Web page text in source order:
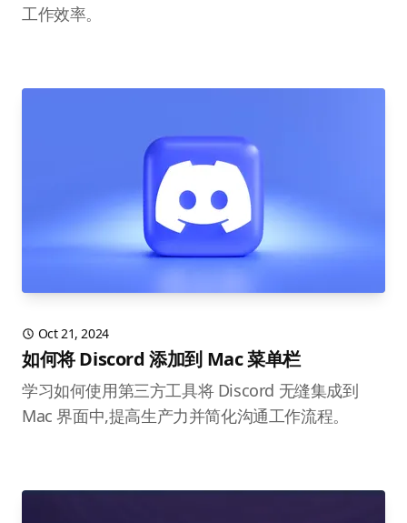
工作效率。
Oct 21, 2024
如何将 Discord 添加到 Mac 菜单栏
学习如何使用第三方工具将 Discord 无缝集成到
Mac 界面中,提高生产力并简化沟通工作流程。